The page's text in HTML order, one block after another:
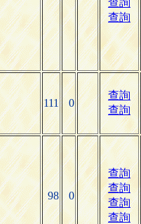
查詢
查詢
111 0
查詢
查詢
98 0
查詢
查詢
查詢
查詢